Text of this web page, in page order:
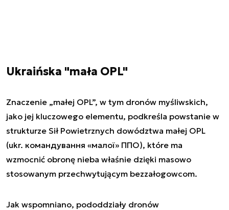
Ukraińska "mała OPL"
Znaczenie „małej OPL”, w tym dronów myśliwskich,
jako jej kluczowego elementu, podkreśla powstanie w
strukturze Sił Powietrznych dowództwa małej OPL
(ukr. командування «малої» ППО), które ma
wzmocnić obronę nieba właśnie dzięki masowo
stosowanym przechwytującym bezzałogowcom.
Jak wspomniano, pododdziały dronów